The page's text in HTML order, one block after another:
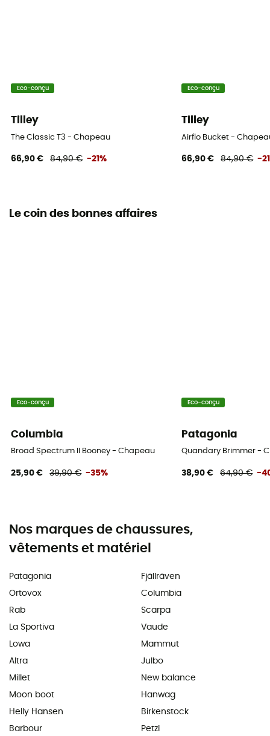
Eco-conçu
Tilley
The Classic T3 - Chapeau
66,90 € 84,90 € -21%
Eco-conçu
Tilley
Airflo Bucket -
66,90 € 84,90 € -
Le coin des bonnes affaires
Eco-conçu
Columbia
Broad Spectrum II Booney - Chapeau
25,90 € 39,90 € -35%
Eco-conçu
Patagonia
Quandary Brimmer -
38,90 € 64,90 € -
Nos marques de chaussures,
vêtements et matériel
Patagonia
Ortovox
Rab
La Sportiva
Lowa
Altra
Millet
Moon boot
Helly Hansen
Barbour
Fjällräven
Columbia
Scarpa
Vaude
Mammut
Julbo
New balance
Hanwag
Birkenstock
Petzl